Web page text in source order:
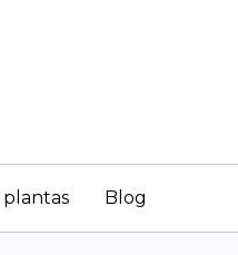
plantas Blog